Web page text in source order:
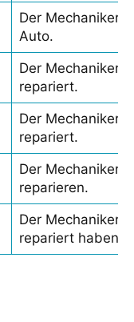
Der Mechaniker
Auto.
Der Mechaniker
repariert.
Der Mechaniker
repariert.
Der Mechaniker
reparieren.
Der Mechaniker
repariert haben.